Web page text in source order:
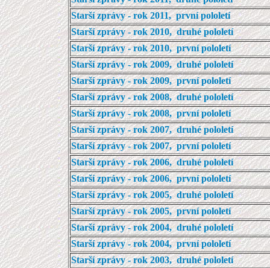
Starší zprávy - rok 2011, první pololetí
Starší zprávy - rok 2010, druhé pololetí
Starší zprávy - rok 2010, první pololetí
Starší zprávy - rok 2009, druhé pololetí
Starší zprávy - rok 2009, první pololetí
Starší zprávy - rok 2008, druhé pololetí
Starší zprávy - rok 2008, první pololetí
Starší zprávy - rok 2007, druhé pololetí
Starší zprávy - rok 2007, první pololetí
Starší zprávy - rok 2006, druhé pololetí
Starší zprávy - rok 2006, první pololetí
Starší zprávy - rok 2005, druhé pololetí
Starší zprávy - rok 2005, první pololetí
Starší zprávy - rok 2004, druhé pololetí
Starší zprávy - rok 2004, první pololetí
Starší zprávy - rok 2003, druhé pololetí